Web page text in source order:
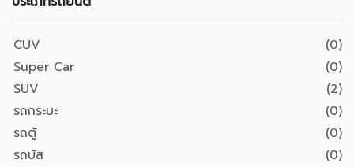
CUV
(0)
Super Car
(0)
SUV
(2)
รถกระบะ
(0)
รถตู้
(0)
รถบัส
(0)